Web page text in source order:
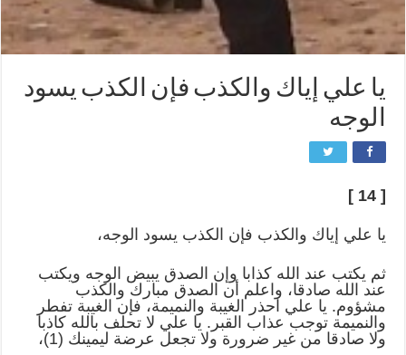
يا علي إياك والكذب فإن الكذب يسود
الوجه
[ 14 ]
يا علي إياك والكذب فإن الكذب يسود الوجه،
ثم يكتب عند الله كذابا وإن الصدق يبيض الوجه ويكتب
عند الله صادقا، واعلم أن الصدق مبارك والكذب
مشؤوم. يا علي احذر الغيبة والنميمة، فإن الغيبة تفطر
والنميمة توجب عذاب القبر. يا علي لا تحلف بالله كاذبا
ولا صادقا من غير ضرورة ولا تجعل عرضة ليمينك (1)،